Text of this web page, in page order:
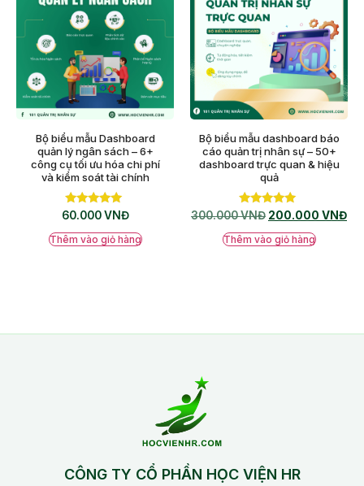
Bộ biểu mẫu Dashboard
quản lý ngân sách – 6+
công cụ tối ưu hóa chi phí
và kiểm soát tài chính
Được xếp
5.00
5 sao
60.000VNĐ
Thêm vào giỏ hàng
Bộ biểu mẫu dashboard báo
cáo quản trị nhân sự – 50+
dashboard trực quan & hiệu
quả
Được xếp
hạng
5.00
5 sao
300.000VNĐ 200.000 VNĐ
Thêm vào giỏ hàng
CÔNG TY CỔ PHẦN HỌC VIỆN HR